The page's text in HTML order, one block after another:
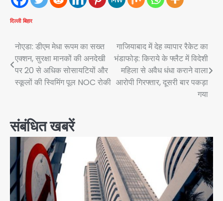
दिल्ली बिहार
Post
navigation
नोएडा: डीएम मेधा रूपम का सख्त
एक्शन, सुरक्षा मानकों की अनदेखी
पर 20 से अधिक सोसायटियों और
स्कूलों की स्विमिंग पूल NOC रोकी
गाजियाबाद में देह व्यापार रैकेट का
भंडाफोड़: किराये के फ्लैट में विदेशी
महिला से अवैध धंधा कराने वाला
आरोपी गिरफ्तार, दूसरी बार पकड़ा
गया
संबंधित खबरें